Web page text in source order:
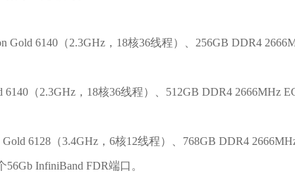
Gold 6140（2.3GHz，18核36线程）、256GB DDR4
（2.3GHz，18核36线程）、512GB DDR4 2666MHz
6128（3.4GHz，6核12线程）、768GB DDR4
InfiniBand FDR端口。